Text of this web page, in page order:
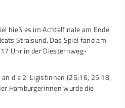
hieß es im Achtelfinale am Ende
Stralsund. Das Spiel fand am
Uhr in der Diesternweg-
die 2. Ligistinnen (25:16, 25:18,
Hamburgerinnen wurde die